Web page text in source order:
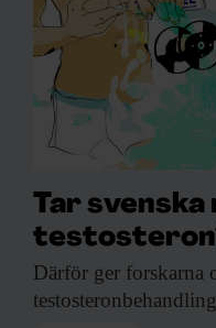
Tar
Därför ger forskarna